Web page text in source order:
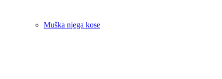
Muška njega kose